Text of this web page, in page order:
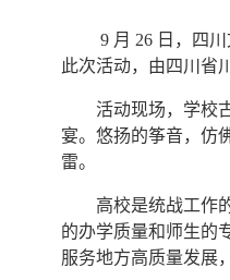
9 月 26 日，四
此次活动，由四川省
活动现场，学校
宴。悠扬的筝音，仿
雷。
高校是统战工作
的办学质量和师生的
服务地方高质量发展